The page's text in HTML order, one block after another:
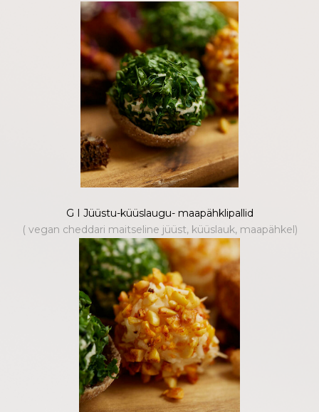
G I Jüüstu-küüslaugu- maapähklipallid
( vegan cheddari maitseline jüüst, küüslauk, maapähkel)